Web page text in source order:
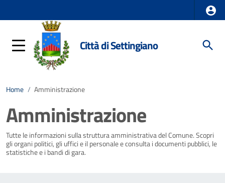
Città di Settingiano
Home / Amministrazione
Amministrazione
Tutte le informazioni sulla struttura amministrativa del Comune. Scopri
gli organi politici, gli uffici e il personale e consulta i documenti pubblici, le
statistiche e i bandi di gara.